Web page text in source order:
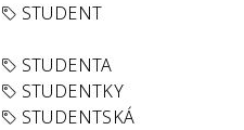
STUDENT
STUDENTA
STUDENTKY
STUDENTSKÁ